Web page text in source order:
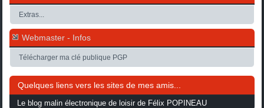
Extras...
Webmaster - Infos
Télécharger ma clé publique PGP
Quelques liens vers les sites de mes amis...
Le blog malin électronique de loisir de Félix POPINEAU